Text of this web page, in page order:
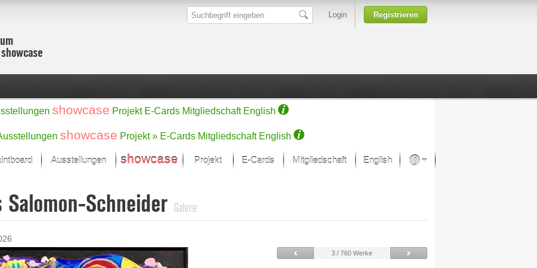
Login Registrieren
showcase Projekt E-Cards Mitgliedschaft English
showcase Projekt » E-Cards Mitgliedschaft English
im Fokus
Auswahl
Malerei
Skulptur/Plastik
Grafik
Fotografie
Ausstellungen showcase Projekt E-Cards Mitgliedschaft English
Kunsthäuser
Salomon-Schneider Galerie
3 / 760 Werke